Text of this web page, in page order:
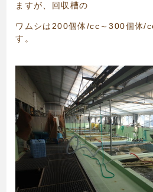
ますが、回収槽の
ワムシは200個体/cc～300個体/
す。